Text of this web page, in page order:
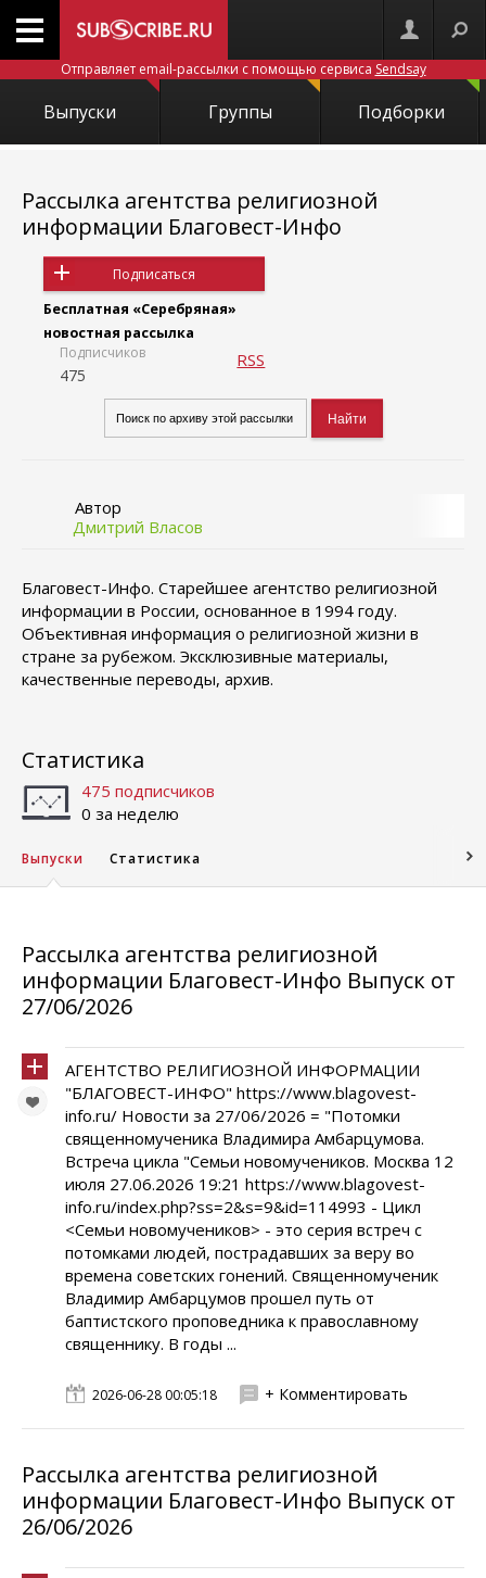
Отправляет email-рассылки с помощью сервиса Sendsay
Выпуски Группы Подборки
Рассылка агентства религиозной
информации Благовест-Инфо
Подписаться
Бесплатная «Серебряная»
новостная рассылка
Подписчиков
475
RSS
Автор
Дмитрий Власов
Благовест-Инфо. Старейшее агентство религиозной
информации в России, основанное в 1994 году.
Объективная информация о религиозной жизни в
стране за рубежом. Эксклюзивные материалы,
качественные переводы, архив.
Статистика
475 подписчиков
0 за неделю
Выпуски Статистика
Рассылка агентства религиозной
информации Благовест-Инфо Выпуск от
27/06/2026
АГЕНТСТВО РЕЛИГИОЗНОЙ ИНФОРМАЦИИ
"БЛАГОВЕСТ-ИНФО" https://www.blagovest-
info.ru/ Новости за 27/06/2026 = "Потомки
священномученика Владимира Амбарцумова.
Встреча цикла "Семьи новомучеников. Москва 12
июля 27.06.2026 19:21 https://www.blagovest-
info.ru/index.php?ss=2&s=9&id=114993 - Цикл
<Семьи новомучеников> - это серия встреч с
потомками людей, пострадавших за веру во
времена советских гонений. Священномученик
Владимир Амбарцумов прошел путь от
баптистского проповедника к православному
священнику. В годы ...
2026-06-28 00:05:18 + Комментировать
Рассылка агентства религиозной
информации Благовест-Инфо Выпуск от
26/06/2026